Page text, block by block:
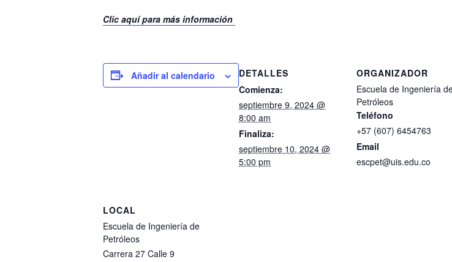
Clic aquí para más información
Añadir al calendario
DETALLES
Comienza:
septiembre 9, 2024 @
8:00 am
Finaliza:
septiembre 10, 2024 @
5:00 pm
ORGANIZADOR
Escuela de Ingeniería
Petróleos
Teléfono
+57 (607) 6454763
Email
escpet@uis.edu.co
LOCAL
Escuela de Ingeniería de
Petróleos
Carrera 27 Calle 9